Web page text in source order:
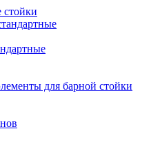
стойки
для барной стойки